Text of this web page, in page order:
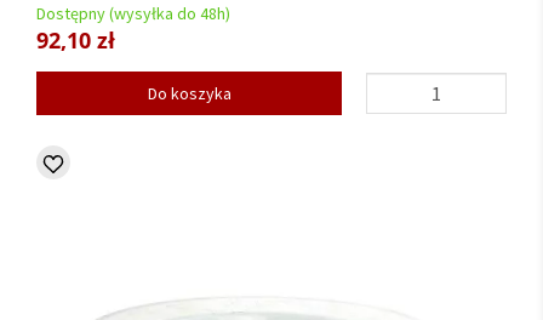
Dostępny (wysyłka do 48h)
92,10 zł
Do koszyka